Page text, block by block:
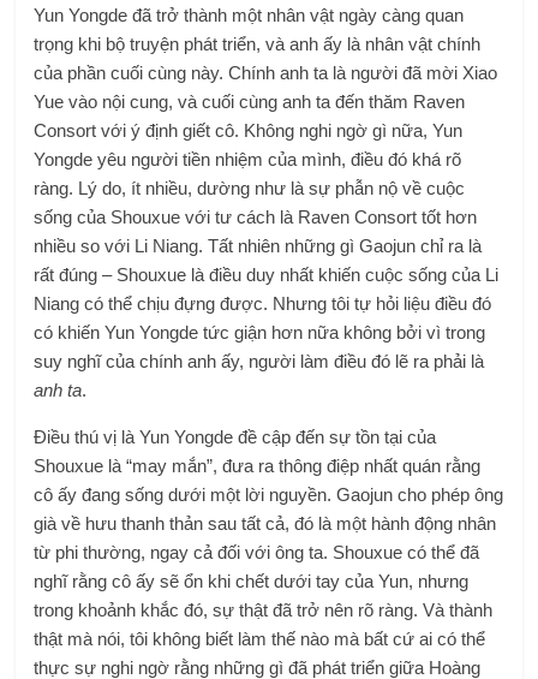
Yun Yongde đã trở thành một nhân vật ngày càng quan
trọng khi bộ truyện phát triển, và anh ấy là nhân vật chính
của phần cuối cùng này. Chính anh ta là người đã mời Xiao
Yue vào nội cung, và cuối cùng anh ta đến thăm Raven
Consort với ý định giết cô. Không nghi ngờ gì nữa, Yun
Yongde yêu người tiền nhiệm của mình, điều đó khá rõ
ràng. Lý do, ít nhiều, dường như là sự phẫn nộ về cuộc
sống của Shouxue với tư cách là Raven Consort tốt hơn
nhiều so với Li Niang. Tất nhiên những gì Gaojun chỉ ra là
rất đúng – Shouxue là điều duy nhất khiến cuộc sống của Li
Niang có thể chịu đựng được. Nhưng tôi tự hỏi liệu điều đó
có khiến Yun Yongde tức giận hơn nữa không bởi vì trong
suy nghĩ của chính anh ấy, người làm điều đó lẽ ra phải là
anh ta.
Điều thú vị là Yun Yongde đề cập đến sự tồn tại của
Shouxue là “may mắn”, đưa ra thông điệp nhất quán rằng
cô ấy đang sống dưới một lời nguyền. Gaojun cho phép ông
già về hưu thanh thản sau tất cả, đó là một hành động nhân
từ phi thường, ngay cả đối với ông ta. Shouxue có thể đã
nghĩ rằng cô ấy sẽ ổn khi chết dưới tay của Yun, nhưng
trong khoảnh khắc đó, sự thật đã trở nên rõ ràng. Và thành
thật mà nói, tôi không biết làm thế nào mà bất cứ ai có thể
thực sự nghi ngờ rằng những gì đã phát triển giữa Hoàng